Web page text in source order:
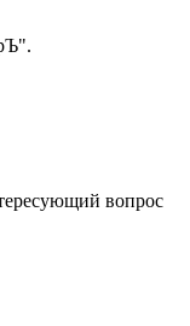
вопрос